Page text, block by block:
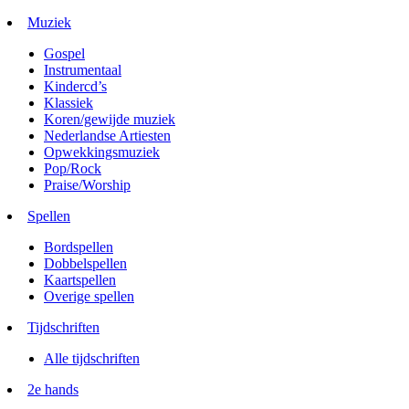
Muziek
Gospel
Instrumentaal
Kindercd’s
Klassiek
Koren/gewijde muziek
Nederlandse Artiesten
Opwekkingsmuziek
Pop/Rock
Praise/Worship
Spellen
Bordspellen
Dobbelspellen
Kaartspellen
Overige spellen
Tijdschriften
Alle tijdschriften
2e hands